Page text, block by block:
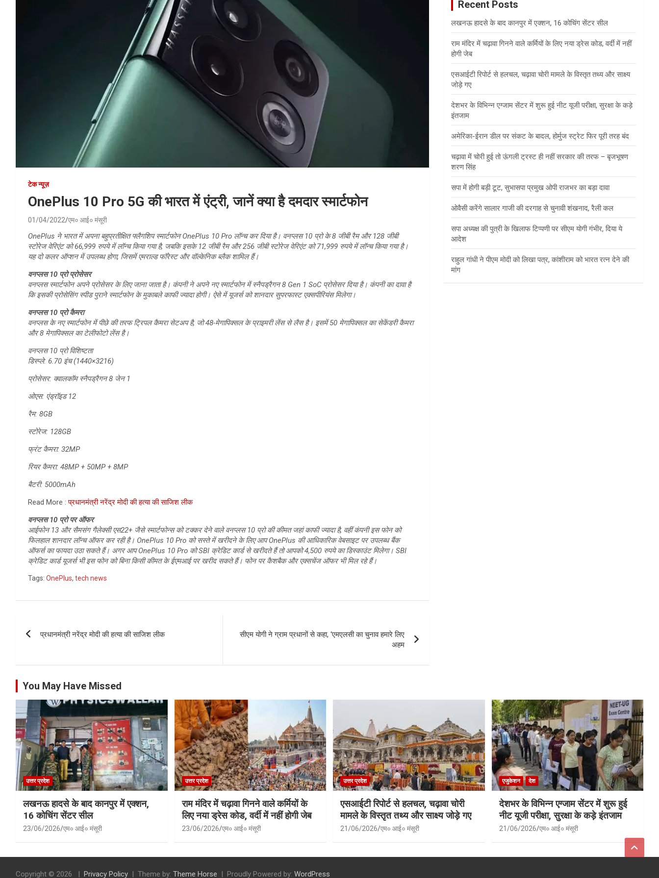
टेक न्यूज़
OnePlus 10 Pro 5G की भारत में एंट्री, जानें क्या है दमदार स्मार्टफोन
01/04/2022 एम० आई० मंसूरी
OnePlus ने भारत में अपना बहुप्रतीक्षित फ्लैगशिप स्मार्टफोन OnePlus 10 Pro लॉन्च कर दिया है। वनप्लस 10 प्रो के 8 जीबी रैम और 128 जीबी
स्टोरेज वेरिएंट को 66,999 रुपये में लॉन्च किया गया है, जबकि इसके 12 जीबी रैम और 256 जीबी स्टोरेज वेरिएंट को 71,999 रुपये में लॉन्च किया गया है।
यह दो कलर ऑप्शन में उपलब्ध होगा, जिसमें एमराल्ड फॉरेस्ट और वॉल्केनिक ब्लैक शामिल हैं।
वनप्लस 10 प्रो प्रोसेसर
वनप्लस स्मार्टफोन अपने प्रोसेसर के लिए जाना जाता है। कंपनी ने अपने नए स्मार्टफोन में स्नैपड्रैगन 8 Gen 1 SoC प्रोसेसर दिया है। कंपनी का दावा है
कि इसकी प्रोसेसिंग स्पीड पुराने स्मार्टफोन के मुकाबले काफी ज्यादा होगी। ऐसे में यूजर्स को शानदार सुपरफास्ट एक्सपीरियंस मिलेगा।
वनप्लस 10 प्रो कैमरा
वनप्लस के नए स्मार्टफोन में पीछे की तरफ ट्रिपल कैमरा सेटअप है, जो 48-मेगापिक्सल के प्राइमरी लेंस से लैस है। इसमें 50 मेगापिक्सल का सेकेंडरी कैमरा
और 8 मेगापिक्सल का टेलीफोटो लेंस है।
वनप्लस 10 प्रो विशिष्टता
डिस्प्ले: 6.70 इंच (1440×3216)
प्रोसेसर: क्वालकॉम स्नैपड्रैगन 8 जेन 1
ओएस: एंड्रॉइड 12
रैम: 8GB
स्टोरेज: 128GB
फ्रंट कैमरा: 32MP
रियर कैमरा: 48MP + 50MP + 8MP
बैटरी: 5000mAh
Read More :प्रधानमंत्री नरेंद्र मोदी की हत्या की साजिश लीक
वनप्लस 10 प्रो पर ऑफर
आईफोन 13 और सैमसंग गैलेक्सी एस22+ जैसे स्मार्टफोन्स को टक्कर देने वाले वनप्लस 10 प्रो की कीमत जहां काफी ज्यादा है, वहीं कंपनी इस फोन को
फिलहाल शानदार लॉन्च ऑफर कर रही है। OnePlus 10 Pro को सस्ते में खरीदने के लिए आप OnePlus की आधिकारिक वेबसाइट पर उपलब्ध बैंक
ऑफर्स का फायदा उठा सकते हैं। अगर आप OnePlus 10 Pro को SBI क्रेडिट कार्ड से खरीदते हैं तो आपको 4,500 रुपये का डिस्काउंट मिलेगा। SBI
क्रेडिट कार्ड यूजर्स भी इस फोन को बिना किसी कीमत के ईएमआई पर खरीद सकते हैं। फोन पर कैशबैक और एक्सचेंज ऑफर भी मिल रहे हैं।
Tags: OnePlus, tech news
navigation
प्रधानमंत्री नरेंद्र मोदी की हत्या की साजिश लीक
सीएम योगी ने ग्राम प्रधानों से कहा, ‘एमएलसी का चुनाव हमारे लिए
अहम
Recent Posts
लखनऊ हादसे के बाद कानपुर में एक्शन, 16 कोचिंग सेंटर सील
राम मंदिर में चढ़ावा गिनने वाले कर्मियों के लिए नया ड्रेस कोड, वर्दी में नहीं
होगी जेब
एसआईटी रिपोर्ट से हलचल, चढ़ावा चोरी मामले के विस्तृत तथ्य और साक्ष्य
जोड़े गए
देशभर के विभिन्न एग्जाम सेंटर में शुरू हुई नीट यूजी परीक्षा, सुरक्षा के कड़े
इंतजाम
अमेरिका-ईरान डील पर संकट के बादल, होर्मुज स्ट्रेट फिर पूरी तरह बंद
चढ़ावा में चोरी हुई तो ऊंगली ट्रस्ट ही नहीं सरकार की तरफ – बृजभूषण
शरण सिंह
सपा में होगी बड़ी टूट, सुभासपा प्रमुख ओपी राजभर का बड़ा दावा
ओवैसी करेंगे सालार गाजी की दरगाह से चुनावी शंखनाद, रैली कल
सपा अध्यक्ष की पुत्री के खिलाफ टिप्पणी पर सीएम योगी गंभीर, दिया ये
आदेश
राहुल गांधी ने पीएम मोदी को लिखा पत्र, कांशीराम को भारत रत्न देने की
मांग
You May Have Missed
उत्तर प्रदेश
लखनऊ हादसे के बाद कानपुर में एक्शन,
16 कोचिंग सेंटर सील
23/06/2026 एम० आई० मंसूरी
उत्तर प्रदेश
राम मंदिर में चढ़ावा गिनने वाले कर्मियों के
लिए नया ड्रेस कोड, वर्दी में नहीं होगी जेब
23/06/2026 एम० आई० मंसूरी
उत्तर प्रदेश
एसआईटी रिपोर्ट से हलचल, चढ़ावा चोरी
मामले के विस्तृत तथ्य और साक्ष्य जोड़े गए
21/06/2026 एम० आई० मंसूरी
एजुकेशन देश
देशभर के विभिन्न एग्जाम सेंटर में शुरू हुई
नीट यूजी परीक्षा, सुरक्षा के कड़े इंतजाम
21/06/2026 एम० आई० मंसूरी
Copyright © 2026 Privacy Policy Theme by: Theme Horse Proudly Powered by: WordPress